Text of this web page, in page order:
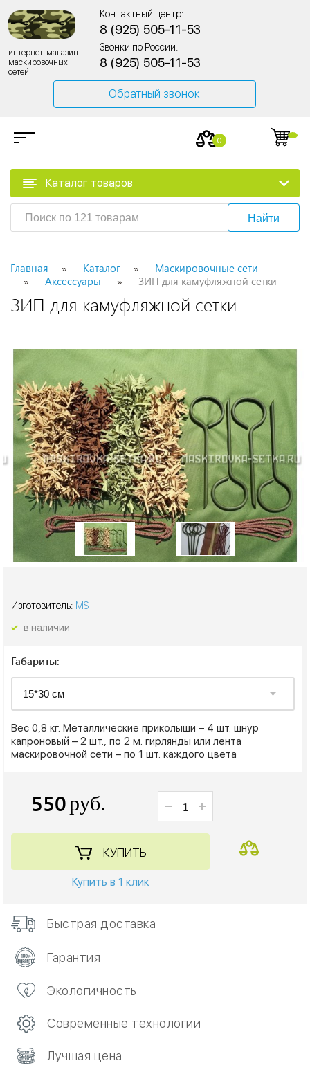
интернет-магазин
маскировочных
сетей
Контактный центр:
8 (925) 505-11-53
Звонки по России:
8 (925) 505-11-53
Обратный звонок
0
Каталог товаров
Найти
Главная Каталог
Маскировочные сети
Аксессуары
ЗИП для камуфляжной сетки
ЗИП для камуфляжной сетки
Изготовитель: MS
в наличии
Габариты:
Вес 0,8 кг. Металлические приколыши – 4 шт. шнур
капроновый – 2 шт., по 2 м. гирлянды или лента
маскировочной сети – по 1 шт. каждого цвета
550 руб.
КУПИТЬ
Купить в 1 клик
Быстрая доставка
Гарантия
Экологичность
Современные технологии
Лучшая цена